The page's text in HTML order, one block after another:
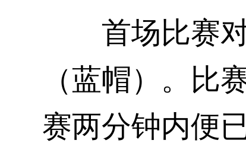
首场比赛对
（蓝帽）。比
赛两分钟内便